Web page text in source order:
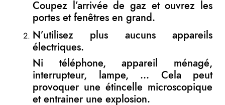
Coupez l’arrivée de gaz et ouvrez les
portes et fenêtres en grand.
N’utilisez plus aucuns appareils
électriques.
Ni téléphone, appareil ménagé,
interrupteur, lampe, … Cela peut
provoquer une étincelle microscopique
et entrainer une explosion.